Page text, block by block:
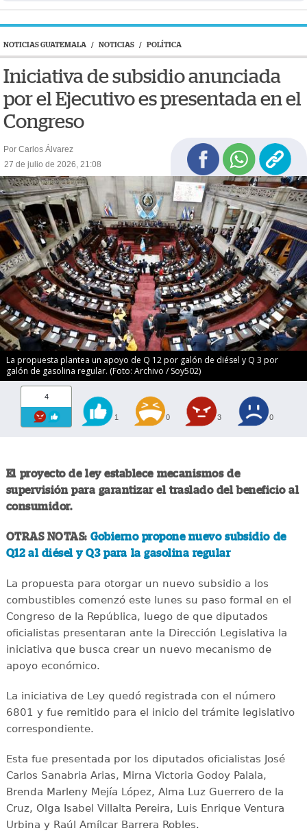
NOTICIAS GUATEMALA / NOTICIAS / POLÍTICA
Iniciativa de subsidio anunciada
por el Ejecutivo es presentada en el
Congreso
Por Carlos Álvarez
27 de julio de 2026, 21:08
La propuesta plantea un apoyo de Q 12 por galón de diésel y Q 3 por
galón de gasolina regular. (Foto: Archivo / Soy502)
4
1 0 3 0
El proyecto de ley establece mecanismos de
supervisión para garantizar el traslado del beneficio al
consumidor.
OTRAS NOTAS: Gobierno propone nuevo subsidio de
Q12 al diésel y Q3 para la gasolina regular
La propuesta para otorgar un nuevo subsidio a los
combustibles comenzó este lunes su paso formal en el
Congreso de la República, luego de que diputados
oficialistas presentaran ante la Dirección Legislativa la
iniciativa que busca crear un nuevo mecanismo de
apoyo económico.
La iniciativa de Ley quedó registrada con el número
6801 y fue remitido para el inicio del trámite legislativo
correspondiente.
Esta fue presentada por los diputados oficialistas José
Carlos Sanabria Arias, Mirna Victoria Godoy Palala,
Brenda Marleny Mejía López, Alma Luz Guerrero de la
Cruz, Olga Isabel Villalta Pereira, Luis Enrique Ventura
Urbina y Raúl Amílcar Barrera Robles.